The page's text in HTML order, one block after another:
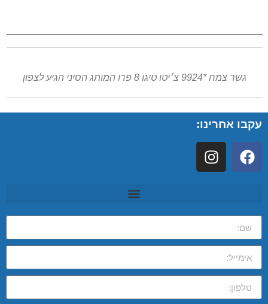
גשר צמח *9924 צ׳יטו טיגו 8 פרו המותג הסיני הגיע לצפון
עקבו אחרינו: